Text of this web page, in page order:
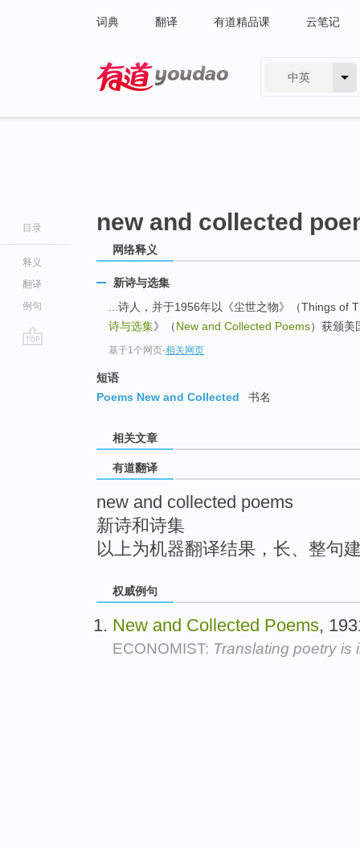
词典 翻译 有道精品课 云笔记
中英
目录
释义
翻译
例句
new and collected
网络释义
新诗与选集
...诗人，并于1956年以《尘世之物》（Things of
诗与选集》（New and Collected Poems）获颁美
基于1个网页-相关网页
短语
Poems New and Collected
书名
相关文章
有道翻译
new and collected poems
新诗和诗集
以上为机器翻译结果，长、整句
权威例句
New and Collected Poems,
ECONOMIST: Translating poetry is